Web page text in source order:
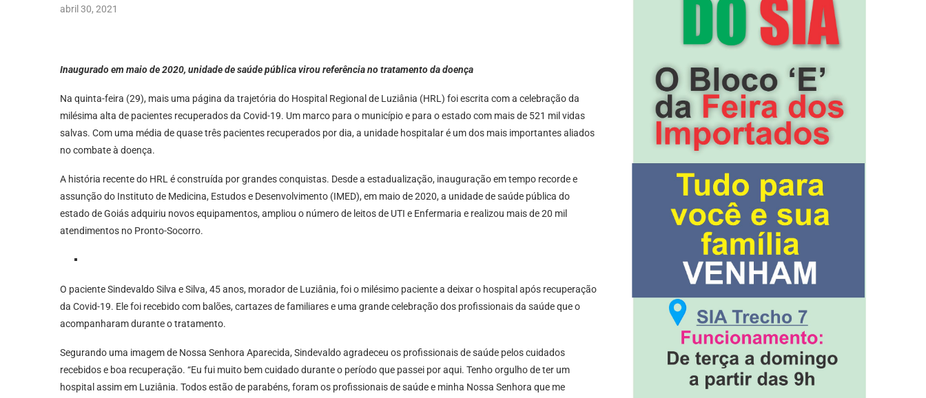
abril 30, 2021
Inaugurado em maio de 2020, unidade de saúde pública virou referência no tratamento da doença
Na quinta-feira (29), mais uma página da trajetória do Hospital Regional de Luziânia (HRL) foi escrita com a celebração da
milésima alta de pacientes recuperados da Covid-19. Um marco para o município e para o estado com mais de 521 mil vidas
salvas. Com uma média de quase três pacientes recuperados por dia, a unidade hospitalar é um dos mais importantes aliados
no combate à doença.
A história recente do HRL é construída por grandes conquistas. Desde a estadualização, inauguração em tempo recorde e
assunção do Instituto de Medicina, Estudos e Desenvolvimento (IMED), em maio de 2020, a unidade de saúde pública do
estado de Goiás adquiriu novos equipamentos, ampliou o número de leitos de UTI e Enfermaria e realizou mais de 20 mil
atendimentos no Pronto-Socorro.
O paciente Sindevaldo Silva e Silva, 45 anos, morador de Luziânia, foi o milésimo paciente a deixar o hospital após recuperação
da Covid-19. Ele foi recebido com balões, cartazes de familiares e uma grande celebração dos profissionais da saúde que o
acompanharam durante o tratamento.
Segurando uma imagem de Nossa Senhora Aparecida, Sindevaldo agradeceu os profissionais de saúde pelos cuidados
recebidos e boa recuperação. “Eu fui muito bem cuidado durante o período que passei por aqui. Tenho orgulho de ter um
hospital assim em Luziânia. Todos estão de parabéns, foram os profissionais de saúde e minha Nossa Senhora que me